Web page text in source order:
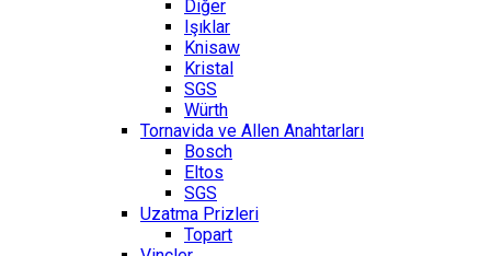
Diğer
Işıklar
Knisaw
Kristal
SGS
Würth
Tornavida ve Allen Anahtarları
Bosch
Eltos
SGS
Uzatma Prizleri
Topart